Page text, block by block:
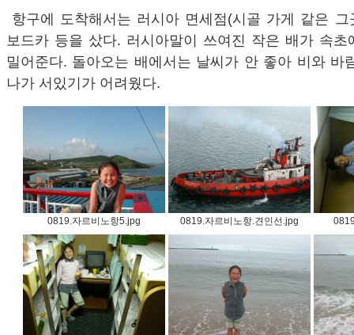
항구에 도착해서는 러시아 면세점(시골 가게 같은
보드카 등을 샀다. 러시아말이 쓰여진 작은 배가 속초
밀어준다. 돌아오는 배에서는 날씨가 안 좋아 비와 바
나가 서있기가 어려웠다.
0819.자르비노항5.jpg 0819.자르비노항.견인선.jpg